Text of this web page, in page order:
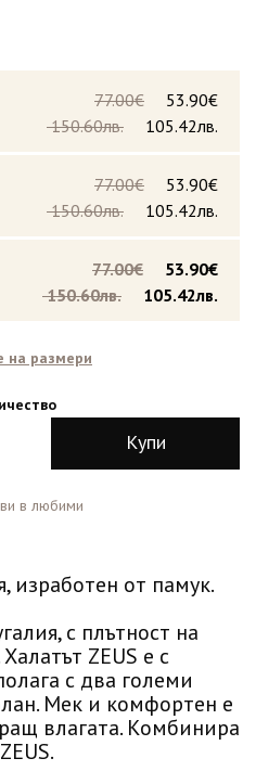
53.90€
77.00€
105.42лв.
150.60лв.
53.90€
77.00€
105.42лв.
150.60лв.
53.90€
77.00€
105.42лв.
150.60лв.
на размери
Купи
в любими
изработен от памук.
с плътност на
ZEUS е с
с два големи
Мек и комфортен е
влагата. Комбинира